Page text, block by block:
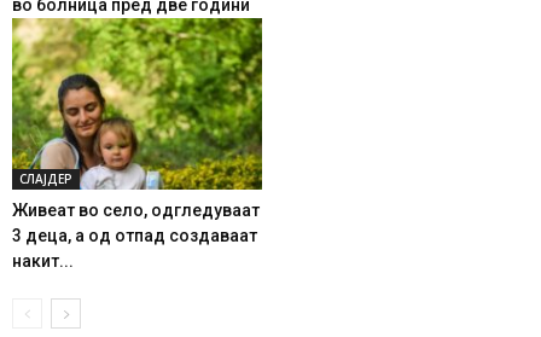
во болница пред две години
СЛАЈДЕР
Живеат во село, одгледуваат
3 деца, а од отпад создаваат
накит...